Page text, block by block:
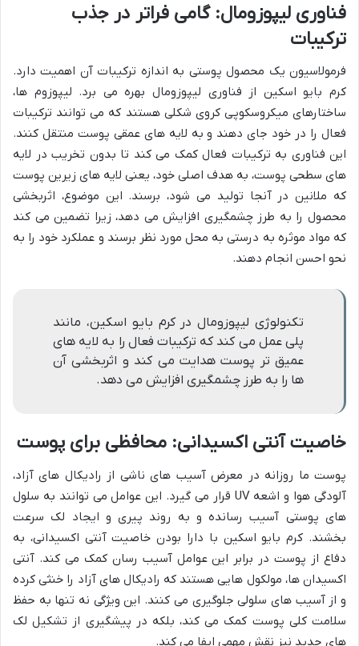
فناوری لیپوزومال: گامی فراتر در جذب
ترکیبات
فرمولاسیون یک محصول پوستی به اندازه ترکیبات آن اهمیت دارد.
کرم بایو اسکین از فناوری لیپوزومال بهره می برد. لیپوزوم ها،
ساختارهای میکروسکوپی کروی شکلی هستند که می توانند ترکیبات
فعال را در خود جای دهند و به لایه های عمقی پوست منتقل کنند.
این فناوری به ترکیبات فعال کمک می کند تا بدون تخریب در لایه
های سطحی پوست، به هدف اصلی خود، یعنی لایه های زیرین پوست
که ملانین در آنجا تولید می شود، برسند. این موضوع، اثربخشی
محصول را به طرز چشمگیری افزایش می دهد، زیرا تضمین می کند
که مواد موثره به درستی به محل مورد نظر برسند و عملکرد خود را به
نحو احسن انجام دهند.
تکنولوژی لیپوزومال در کرم بایو اسکین، مانند
پلی عمل می کند که ترکیبات فعال را به لایه های
عمیق تر پوست هدایت می کند و اثربخشی آن
ها را به طرز چشمگیری افزایش می دهد.
خاصیت آنتی اکسیدانی: محافظی برای پوست
پوست ما روزانه در معرض آسیب های ناشی از رادیکال های آزاد،
آلودگی هوا و اشعه UV قرار می گیرد. این عوامل می توانند به سلول
های پوستی آسیب رسانده و به روند پیری و ایجاد لک سرعت
بخشند. کرم بایو اسکین با دارا بودن خاصیت آنتی اکسیدانی، به
دفاع از پوست در برابر این عوامل آسیب رسان کمک می کند. آنتی
اکسیدان ها، مولکول هایی هستند که رادیکال های آزاد را خنثی کرده
و از آسیب های سلولی جلوگیری می کنند. این ویژگی نه تنها به حفظ
سلامت کلی پوست کمک می کند، بلکه در پیشگیری از تشکیل لک
های جدید نیز نقش مهمی ایفا می کند.